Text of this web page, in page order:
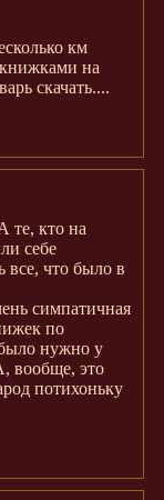
км
на
скачать....
те, кто на
себе
все, что было в
симпатичная
по
нужно у
вообще, это
потихоньку